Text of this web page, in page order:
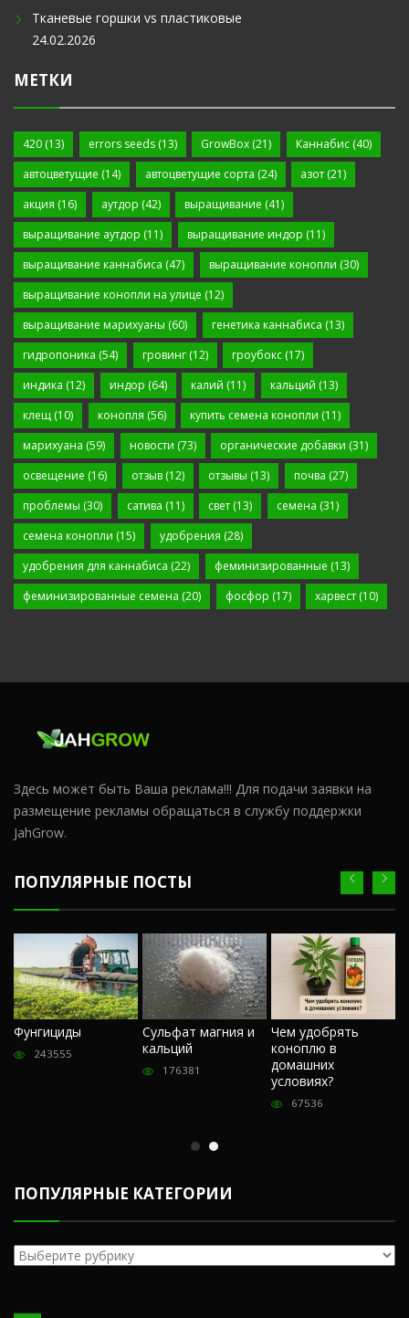
Тканевые горшки vs пластиковые
24.02.2026
МЕТКИ
420 (13) errors seeds(13) GrowBox (21) Каннабис(40)
автоцветущие (14) автоцветущие сорта (24) азот (21)
акция (16) аутдор (42) выращивание (41)
выращивание аутдор (11) выращивание индор (11)
выращивание каннабиса (47) выращивание конопли (30)
выращивание конопли на улице (12)
выращивание марихуаны (60) генетика каннабиса (13)
гидропоника (54) гровинг(12) гроубокс (17)
индика (12) индор (64) калий (11) кальций (13)
клещ (10) конопля (56) купить семена конопли (11)
марихуана (59) новости (73) органические добавки (31)
освещение (16) отзыв(12) отзывы (13) почва (27)
проблемы (30) сатива (11) свет (13) семена (31)
семена конопли (15) удобрения (28)
удобрения для каннабиса (22) феминизированные (13)
феминизированные семена (20) фосфор (17) харвест (10)
Здесь может быть Ваша реклама!!! Для подачи заявки на
размещение рекламы обращаться в службу поддержки
JahGrow.
ПОПУЛЯРНЫЕ ПОСТЫ
Фунгициды
243555
Сульфат магния и
кальций
176381
Чем удобрять
коноплю в
домашних
условиях?
67536
ПОПУЛЯРНЫЕ КАТЕГОРИИ
Популярные